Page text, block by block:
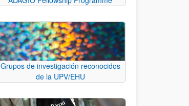
Grupos de investigación reconocidos
de la UPV/EHU